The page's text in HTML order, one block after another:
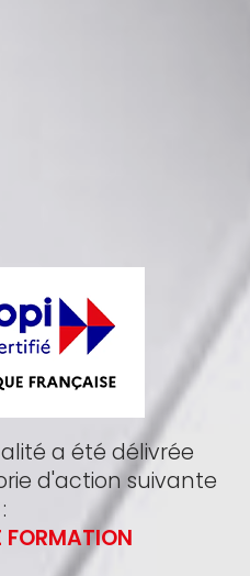
a été délivrée
d'action suivante
: